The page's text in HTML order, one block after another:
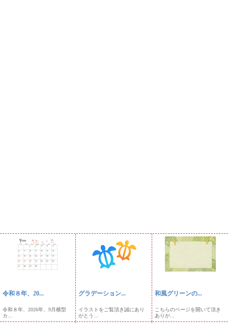
令和８年、20...
令和８年、2026年、9月横型
カ...
グラデーション...
イラストをご覧頂き誠にあり
がとう...
和風グリーンの...
こちらのページを開いて頂き
ありが...